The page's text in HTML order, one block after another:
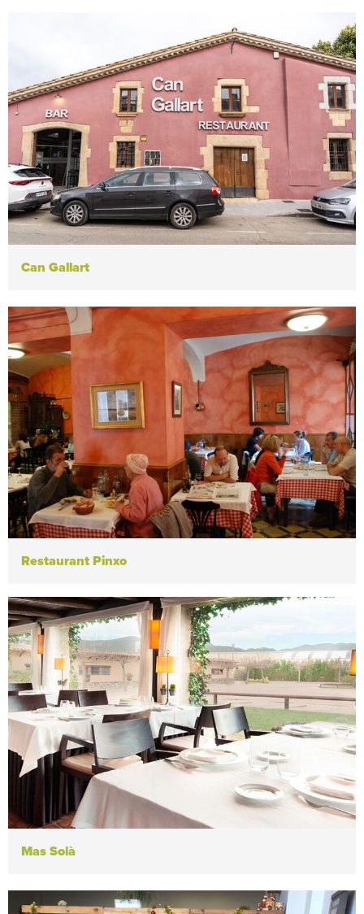
Can Gallart
Restaurant Pinxo
Mas Solà